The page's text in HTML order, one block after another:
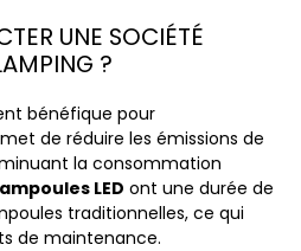
UNE SOCIÉTÉ
?
bénéfique pour
de réduire les émissions de
la consommation
ampoules LED ont une durée de
traditionnelles, ce qui
de maintenance.